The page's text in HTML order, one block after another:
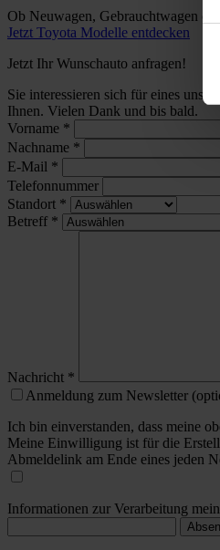
Ob Neuwagen, Gebrauchtwagen
Jetzt Toyota Modelle entdecken
Jetzt Ihr Wunschauto anfragen!
Sie interessieren sich für eines
Ihnen. Vielen Dank und bis bald.
Vorname *
Nachname *
E-Mail *
Telefonnummer
Standort *
Betreff *
Nachricht *
Anmeldung zum Newsletter
Ich bin einverstanden, dass meine
Meine Einwilligung ist für die
Abmeldelink am Ende eines jeden
Informationen zur Verarbeitung